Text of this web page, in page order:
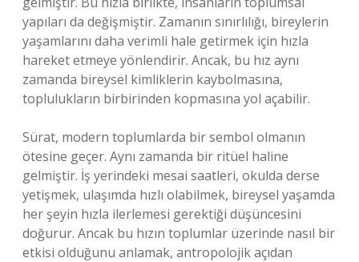
yapıları da değişmiştir. Zamanın sınırlılığı, bireylerin
yaşamlarını daha verimli hale getirmek için hızla
hareket etmeye yönlendirir. Ancak, bu hız aynı
zamanda bireysel kimliklerin kaybolmasına,
toplulukların birbirinden kopmasına yol açabilir.
Sürat, modern toplumlarda bir sembol olmanın
ötesine geçer. Aynı zamanda bir ritüel haline
gelmiştir. İş yerindeki mesai saatleri, okulda derse
yetişmek, ulaşımda hızlı olabilmek, bireysel yaşamda
her şeyin hızla ilerlemesi gerektiği düşüncesini
doğurur. Ancak bu hızın toplumlar üzerinde nasıl bir
etkisi olduğunu anlamak, antropolojik açıdan